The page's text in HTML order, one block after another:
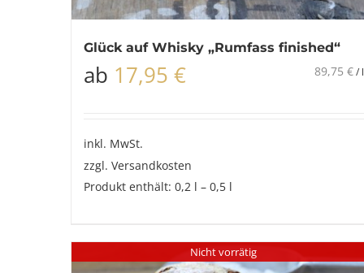
Glück auf Whisky „Rumfass finished“
ab 17,95 € 89,75 €/ l
inkl. MwSt.
zzgl. Versandkosten
Produkt enthält: 0,2 – 0,5
Nicht vorrätig